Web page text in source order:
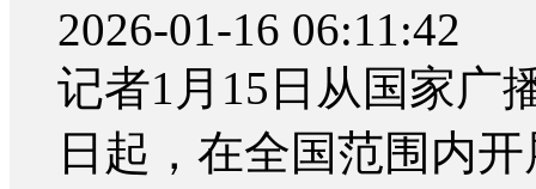
2026-01-16 06:11:42
记者1月15日从国家广
日起，在全国范围内